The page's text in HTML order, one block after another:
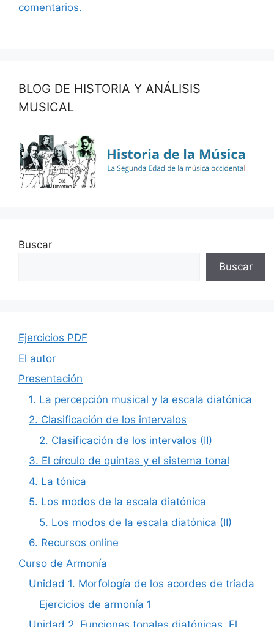
comentarios.
BLOG DE HISTORIA Y ANÁLISIS
MUSICAL
Buscar
Buscar
Ejercicios PDF
El autor
Presentación
1. La percepción musical y la escala diatónica
2. Clasificación de los intervalos
2. Clasificación de los intervalos (II)
3. El círculo de quintas y el sistema tonal
4. La tónica
5. Los modos de la escala diatónica
5. Los modos de la escala diatónica (II)
6. Recursos online
Curso de Armonía
Unidad 1. Morfología de los acordes de tríada
Ejercicios de armonía 1